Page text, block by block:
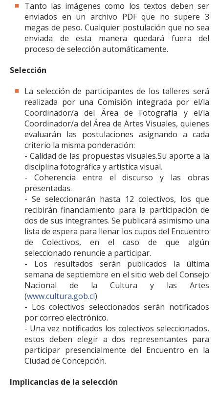
Tanto las imágenes como los textos deben ser
enviados en un archivo PDF que no supere 3
megas de peso. Cualquier postulación que no sea
enviada de esta manera quedará fuera del
proceso de selección automáticamente.
Selección
La selección de participantes de los talleres será
realizada por una Comisión integrada por el/la
Coordinador/a del Área de Fotografía y el/la
Coordinador/a del Área de Artes Visuales, quienes
evaluarán las postulaciones asignando a cada
criterio la misma ponderación:
- Calidad de las propuestas visuales.Su aporte a la
disciplina fotográfica y artística visual.
- Coherencia entre el discurso y las obras
presentadas.
- Se seleccionarán hasta 12 colectivos, los que
recibirán financiamiento para la participación de
dos de sus integrantes. Se publicará asimismo una
lista de espera para llenar los cupos del Encuentro
de Colectivos, en el caso de que algún
seleccionado renuncie a participar.
- Los resultados serán publicados la última
semana de septiembre en el sitio web del Consejo
Nacional de la Cultura y las Artes
(www.cultura.gob.cl)
- Los colectivos seleccionados serán notificados
por correo electrónico.
- Una vez notificados los colectivos seleccionados,
estos deben elegir a dos representantes para
participar presencialmente del Encuentro en la
Ciudad de Concepción.
Implicancias de la selección